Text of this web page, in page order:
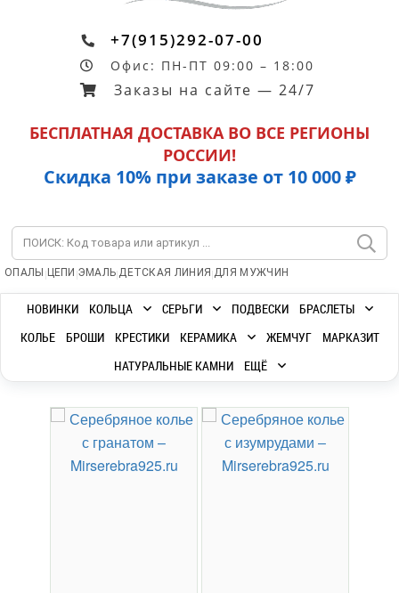
+7(915)292-07-00
Офис: ПН-ПТ 09:00 – 18:00
Заказы на сайте — 24/7
БЕСПЛАТНАЯ ДОСТАВКА ВО ВСЕ РЕГИОНЫ
РОССИИ!
Скидка 10% при заказе от 10 000 ₽
ОПАЛЫ | ЦЕПИ |ЭМАЛЬ|ДЕТСКАЯ ЛИНИЯ |ДЛЯ МУЖЧИН
НОВИНКИ КОЛЬЦА СЕРЬГИ ПОДВЕСКИ
БРАСЛЕТЫ
КОЛЬЕ
БРОШИ КРЕСТИКИ КЕРАМИКА ЖЕМЧУГ
МАРКАЗИТ
НАТУРАЛЬНЫЕ КАМНИ
ЕЩЁ